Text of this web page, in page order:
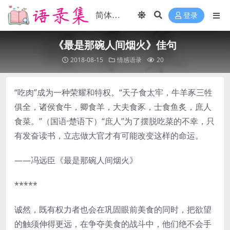
登录
《最是那碗人间烟火》佳句
2018-08-15 情感语录 20
“吃肉”成为一种荣耀和特权。“天子食太牢，牛羊豕三牲
俱全，诸侯食牛，卿食羊，大夫食豕，士食鱼炙，庶人
食菜。”（国语·楚语下）“庶人”为了摆脱吃菜的不幸，只
有发奋读书，立志做大官才有可能改变这样的命运。
——冯远臣《最是那碗人间烟火》
*****
诚然，既有权力者也会在巩固眼前美食的同时，把欲望
的触须伸得更远，在争夺美食的战斗中，他们绝不会手